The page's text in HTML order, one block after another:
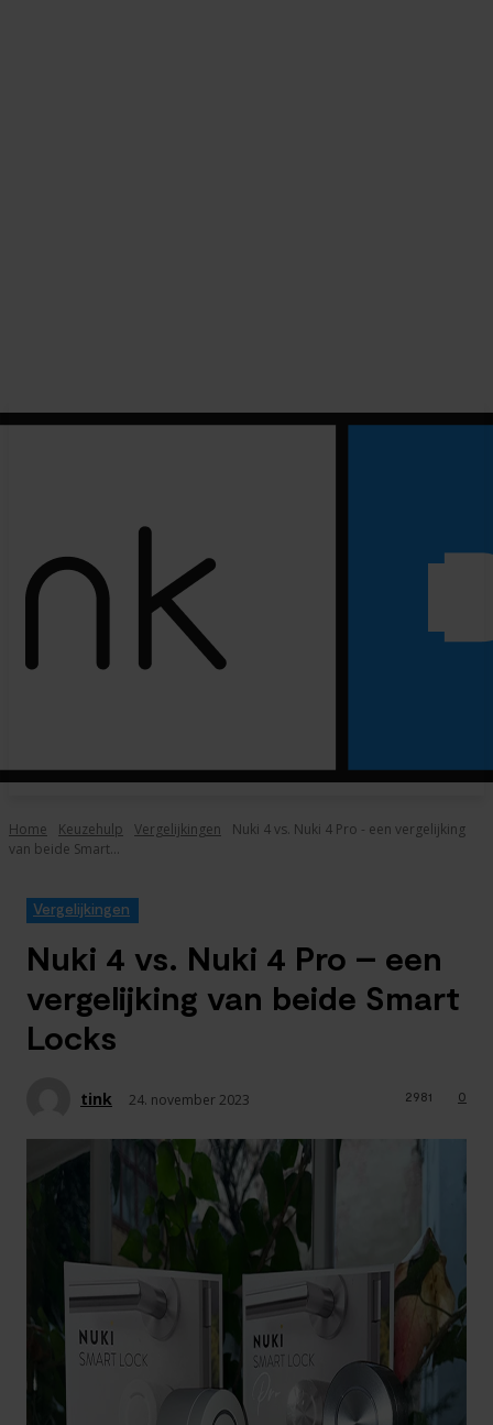
Home Keuzehulp Vergelijkingen
Nuki 4 vs. Nuki 4 Pro - een vergelijking
van beide Smart...
Vergelijkingen
Nuki 4 vs. Nuki 4 Pro – een
vergelijking van beide Smart
Locks
tink 24. november 2023 0
2981